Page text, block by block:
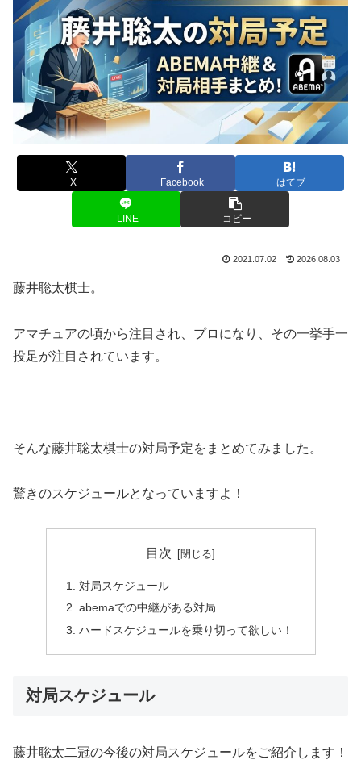
X Facebook はてブ
LINE コピー
2021.07.02 2026.08.03
藤井聡太棋士。
アマチュアの頃から注目され、プロになり、その一挙手一
投足が注目されています。
そんな藤井聡太棋士の対局予定をまとめてみました。
驚きのスケジュールとなっていますよ！
目次
対局スケジュール
abemaでの中継がある対局
ハードスケジュールを乗り切って欲しい！
対局スケジュール
藤井聡太二冠の今後の対局スケジュールをご紹介します！